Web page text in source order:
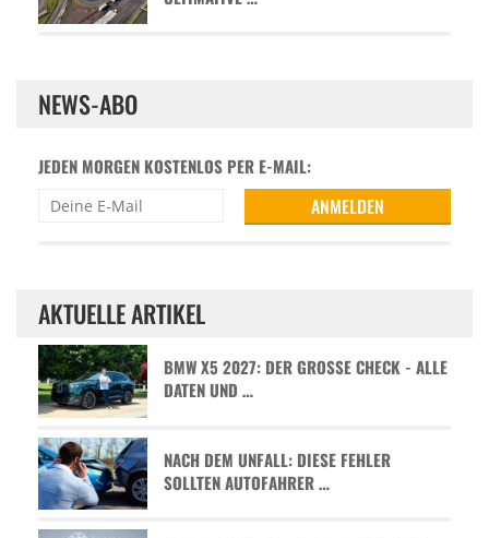
NEWS-ABO
JEDEN MORGEN KOSTENLOS PER E-MAIL:
AKTUELLE ARTIKEL
BMW X5 2027: DER GROSSE CHECK - ALLE D
ATEN UND …
NACH DEM UNFALL: DIESE FEHLER
SOLLTEN AUTOFAHRER …